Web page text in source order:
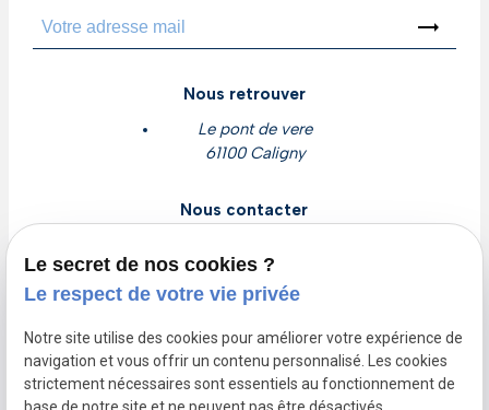
trending_flat
Nous retrouver
Le pont de vere
61100 Caligny
Nous contacter
02 78 77 16 56
Nous suivre
Le secret de nos cookies ?
Le respect de votre vie privée
Notre site utilise des cookies pour améliorer votre expérience de
navigation et vous offrir un contenu personnalisé. Les cookies
strictement nécessaires sont essentiels au fonctionnement de